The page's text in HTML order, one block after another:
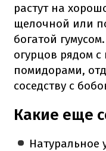
растут на
щелочной или
богатой
огурцов рядом
помидорами,
соседству с
Какие еще
Натуральное